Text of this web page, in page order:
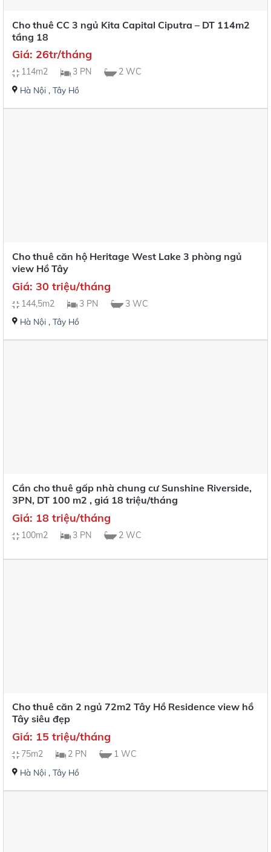
Cho thuê CC 3 ngủ Kita Capital Ciputra – DT 114m2
tầng 18
Giá: 26tr/tháng
114m2 3 PN 2 WC
Hà Nội, Tây Hồ
Cho thuê căn hộ Heritage West Lake 3 phòng ngủ
view Hồ Tây
Giá: 30 triệu/tháng
144,5m2 3 PN 3 WC
Hà Nội, Tây Hồ
Cần cho thuê gấp nhà chung cư Sunshine Riverside,
3PN, DT 100 m2 , giá 18 triệu/tháng
Giá: 18 triệu/tháng
100m2 3 PN 2 WC
Cho thuê căn 2 ngủ 72m2 Tây Hồ Residence view hồ
Tây siêu đẹp
Giá: 15 triệu/tháng
75m2 2 PN 1 WC
Hà Nội, Tây Hồ